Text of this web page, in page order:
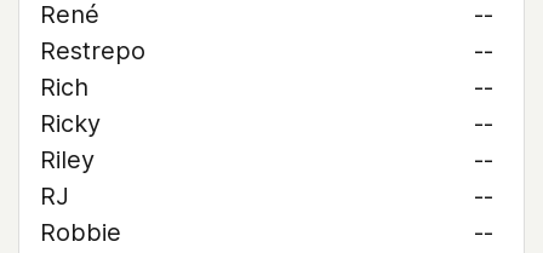
René
--
Restrepo
--
Rich
--
Ricky
--
Riley
--
RJ
--
Robbie
--